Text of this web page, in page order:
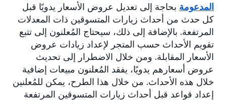
المدعومة بحاجة إلى تعديل عروض الأسعار يدويًا قبل
كل حدث من أحداث زيارات المتسوقين ذات المعدلات
المرتفعة. بالإضافة إلى ذلك، سيحتاج المُعلنون إلى تتبع
تقويم الأحداث حسب المتجر لإعداد زيادات عروض
الأسعار المقابلة. ومن خلال الاضطرار إلى تحديث
عروض أسعارهم يدويًا، يفقد المُعلنون مبيعات إضافية
خلال هذه الأحداث. من خلال هذا الطرح، يمكن للمُعلنين
إعداد قواعد قبل أحداث زيارات المتسوقين المرتفعة